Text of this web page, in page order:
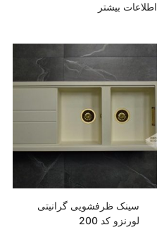
اطلاعات بیشتر
سینک ظرفشویی گرانیتی
لورنزو کد 200